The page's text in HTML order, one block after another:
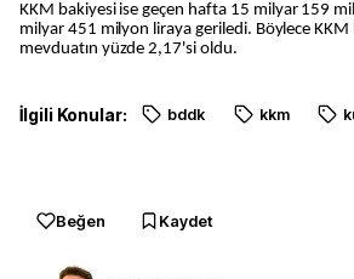
KKM bakiyesi ise geçen hafta 15 milyar 159
milyar 451 milyon liraya geriledi. Böylece
mevduatın yüzde 2,17'si oldu.
İlgili Konular: bddk kkm
Beğen Kaydet